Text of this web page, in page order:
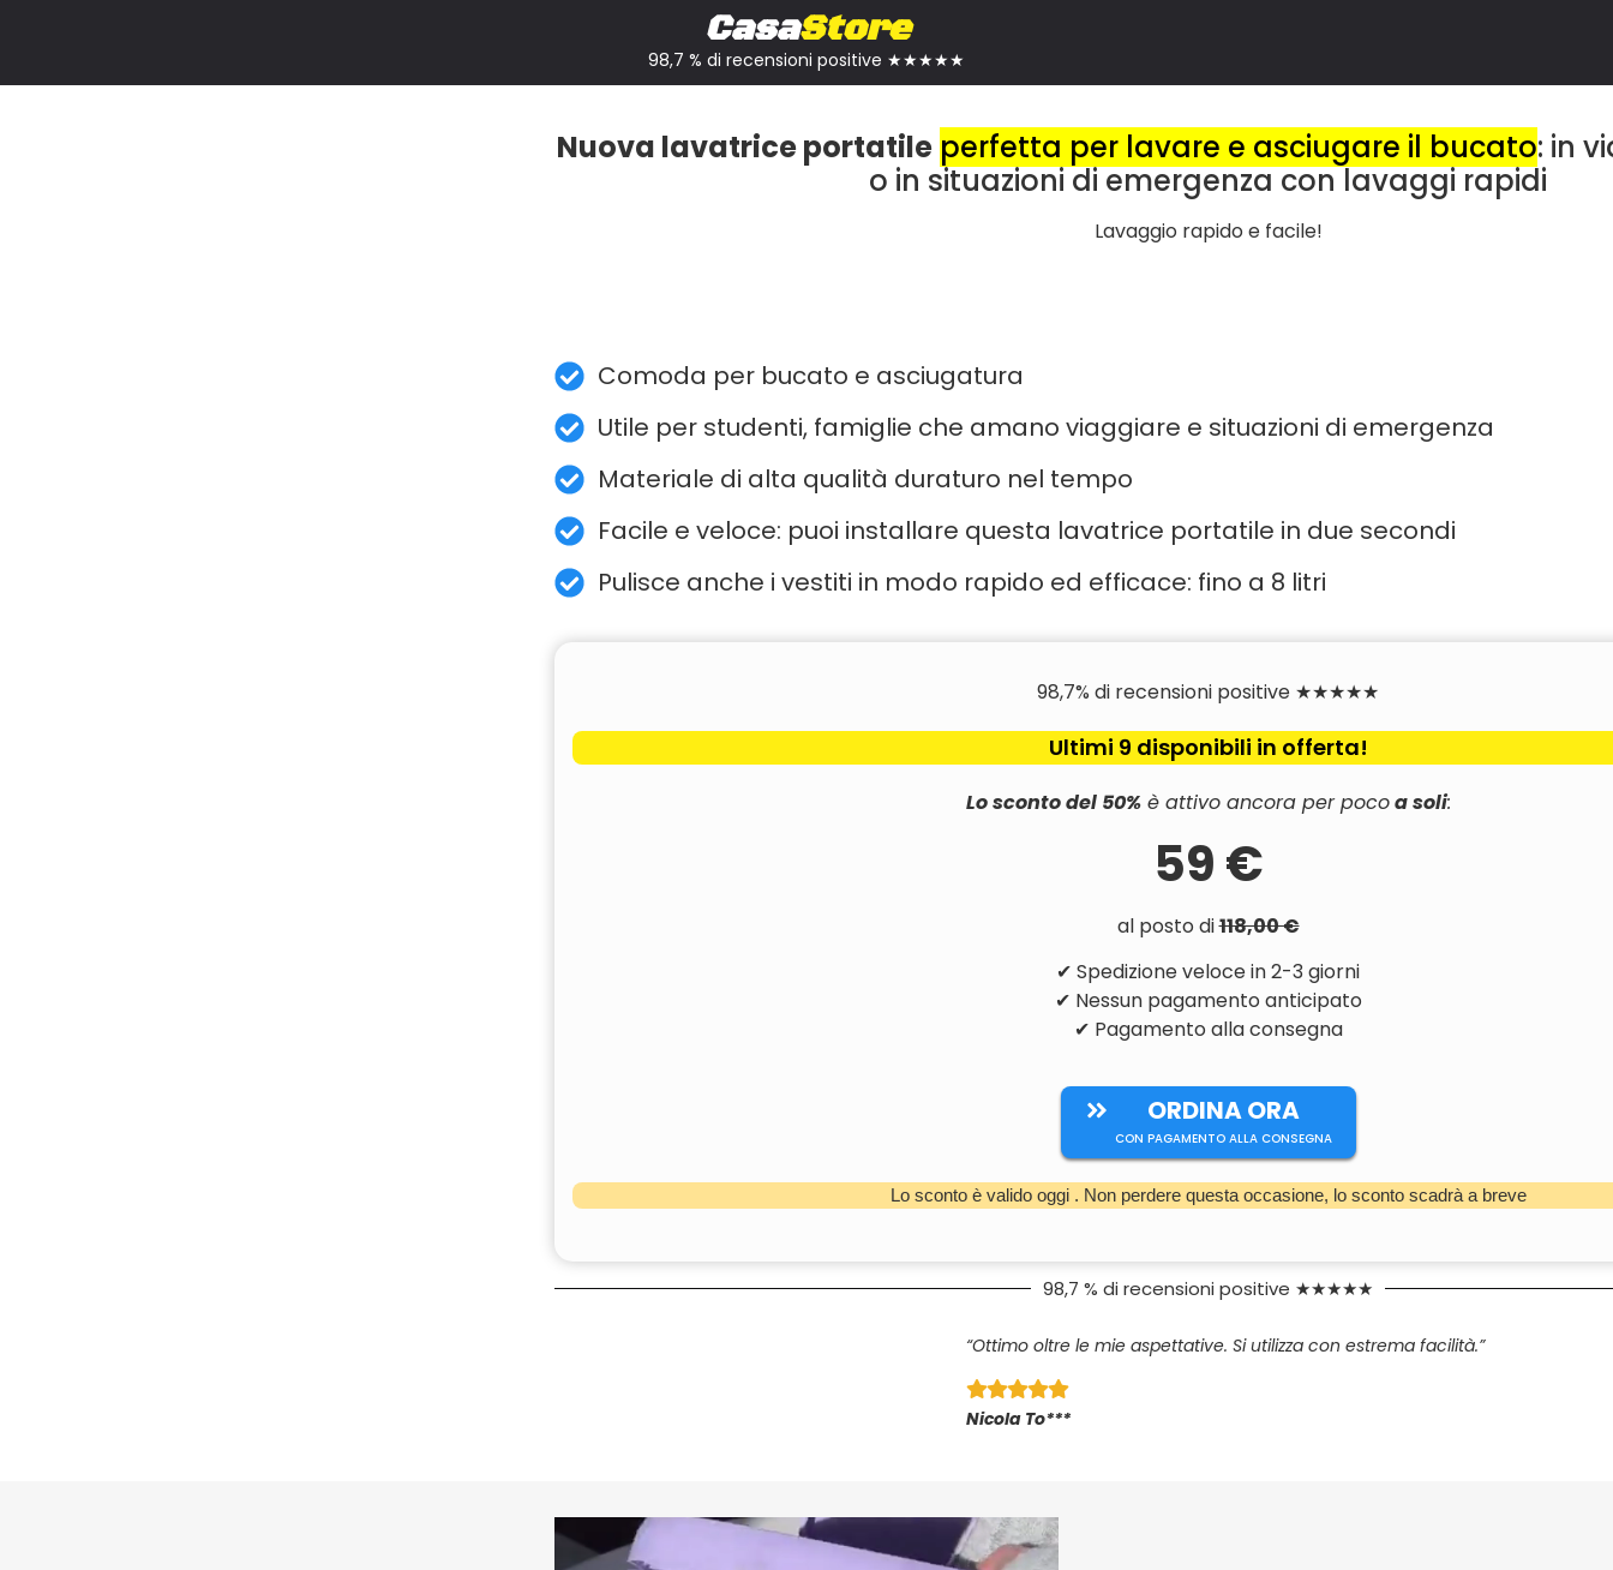
CasaStore
98,7 % di recensioni positive ★★★★★
Nuova lavatrice portatile perfetta per lavare e asciugare il bucato: in
o in situazioni di emergenza con lavaggi rapidi
Lavaggio rapido e facile!
Comoda per bucato e asciugatura
Utile per studenti, famiglie che amano viaggiare e situazioni di emergenza
Materiale di alta qualità duraturo nel tempo
Facile e veloce: puoi installare questa lavatrice portatile in due secondi
Pulisce anche i vestiti in modo rapido ed efficace: fino a 8 litri
98,7% di recensioni positive ★★★★★
Ultimi 9 disponibili in offerta!
Lo sconto del 50%è attivo ancora per pocoa soli:
59 €
al posto di118,00 €
✔ Spedizione veloce in 2-3 giorni
✔ Nessun pagamento anticipato
✔ Pagamento alla consegna
ORDINA ORA
CON PAGAMENTO ALLA CONSEGNA
Lo sconto è valido oggi . Non perdere questa occasione, lo sconto scadrà a breve
98,7 % di recensioni positive ★★★★★
“Ottimo oltre le mie aspettative. Si utilizza con estrema facilità.”
Nicola To***